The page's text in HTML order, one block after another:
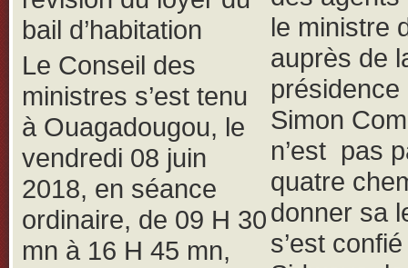
bail d’habitation
Le Conseil des
ministres s’est tenu
à Ouagadougou, le
vendredi 08 juin
2018, en séance
ordinaire, de 09 H 30
mn à 16 H 45 mn,
le ministre
auprès de
Simon
n’est pas
quatre
donner sa
s’est